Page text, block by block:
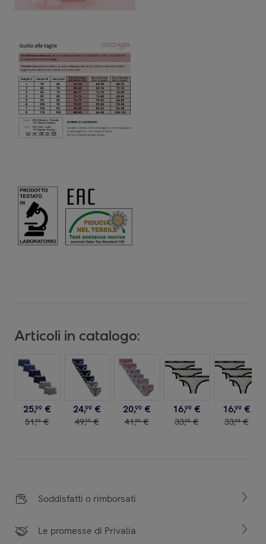
Articoli in catalogo:
25,99 €
51,99 €
24,99 €
49,99 €
20,99 €
41,99 €
16,99 €
33,98 €
16,99 €
33,98 €
Soddisfatti o rimborsati
Le promesse di Privalia